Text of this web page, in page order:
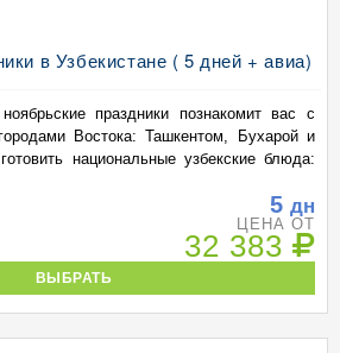
в Узбекистане ( 5 дней + авиа)
праздники познакомит вас с
Востока: Ташкентом, Бухарой и
национальные узбекские блюда:
5 дн
ЦЕНА ОТ
32 383
ВЫБРАТЬ